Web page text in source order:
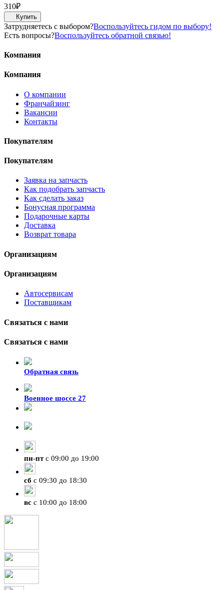
310₽
Затрудняетесь с выбором?Воспользуйтесь гидом по выбору!
Есть вопросы?Воспользуйтесь обратной связью!
Компания
Компания
О компании
Франчайзинг
Вакансии
Контакты
Покупателям
Покупателям
Заявка на запчасть
Как подобрать запчасть
Как сделать заказ
Бонусная программа
Подарочные карты
Доставка
Возврат товара
Организациям
Организациям
Автосервисам
Поставщикам
Связаться с нами
Связаться с нами
Обратная связь
Военное шоссе 27
пн-птс 09:00 до 19:00
сб с 09:30 до 18:30
вс с 10:00 до 18:00